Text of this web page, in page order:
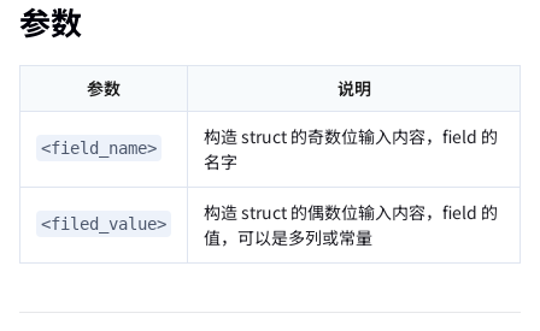
参数
参数 说明
<field_name>
构造 struct 的奇数位输入内容，field 的
名字
<filed_value>
构造 struct 的偶数位输入内容，field 的
值，可以是多列或常量